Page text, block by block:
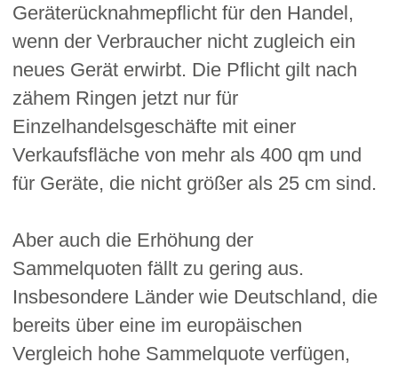
Geräterücknahmepflicht für den Handel,
wenn der Verbraucher nicht zugleich ein
neues Gerät erwirbt. Die Pflicht gilt nach
zähem Ringen jetzt nur für
Einzelhandelsgeschäfte mit einer
Verkaufsfläche von mehr als 400 qm und
für Geräte, die nicht größer als 25 cm sind.
Aber auch die Erhöhung der
Sammelquoten fällt zu gering aus.
Insbesondere Länder wie Deutschland, die
bereits über eine im europäischen
Vergleich hohe Sammelquote verfügen,